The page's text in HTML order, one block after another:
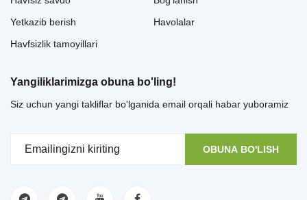
Yetkazib berish
Havfsizlik tamoyillari
Havolalar
Yangiliklarimizga obuna bo'ling!
Siz uchun yangi takliflar bo'lganida email orqali habar yuboramiz
OBUNA BO'LISH